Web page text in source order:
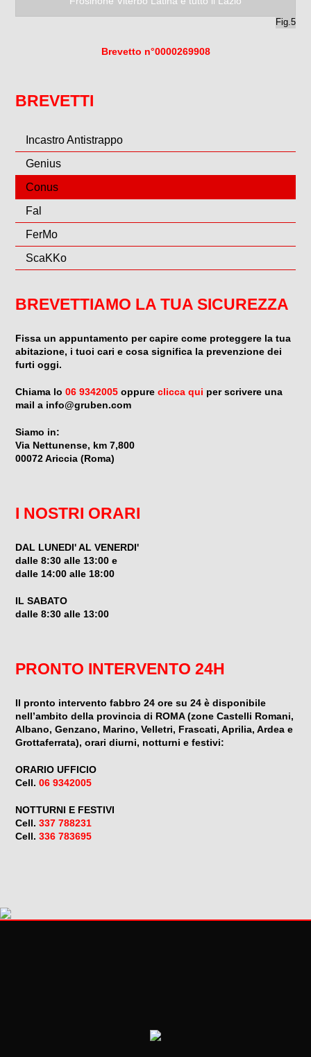
Fig.5
Brevetto n°0000269908
BREVETTI
Incastro Antistrappo
Genius
Conus
Fal
FerMo
ScaKKo
BREVETTIAMO LA TUA SICUREZZA
Fissa un appuntamento per capire come proteggere la tua
abitazione, i tuoi cari e cosa significa la prevenzione dei
furti oggi.
Chiama lo06 9342005 oppureclicca qui per scrivere una
mail a info@gruben.com
Siamo in:
Via Nettunense, km 7,800
00072 Ariccia (Roma)
I NOSTRI ORARI
DAL LUNEDI' AL VENERDI'
dalle 8:30 alle 13:00 e
dalle 14:00 alle 18:00
IL SABATO
dalle 8:30 alle 13:00
PRONTO INTERVENTO 24H
Il pronto intervento fabbro 24 ore su 24 è disponibile
nell’ambito della provincia di ROMA (zone Castelli Romani,
Albano, Genzano, Marino, Velletri, Frascati, Aprilia, Ardea e
Grottaferrata), orari diurni, notturni e festivi:
ORARIO UFFICIO
Cell.06 9342005
NOTTURNI E FESTIVI
Cell.337 788231
Cell.336 783695